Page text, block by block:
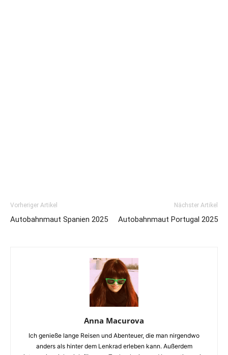
Vorheriger Artikel
Autobahnmaut Spanien 2025
Nächster Artikel
Autobahnmaut Portugal 2025
Anna Macurova
Ich genieße lange Reisen und Abenteuer, die man nirgendwo
anders als hinter dem Lenkrad erleben kann. Außerdem